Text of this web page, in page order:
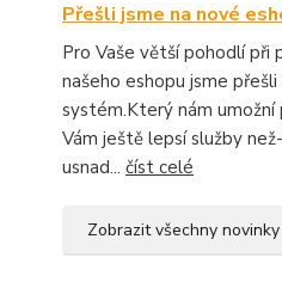
Přešli jsme na nové
Pro Vaše větší pohodlí při
našeho eshopu jsme
systém.Který nám
Vám ještě lepsí služby
usnad... číst celé
Zobrazit všechny novinky